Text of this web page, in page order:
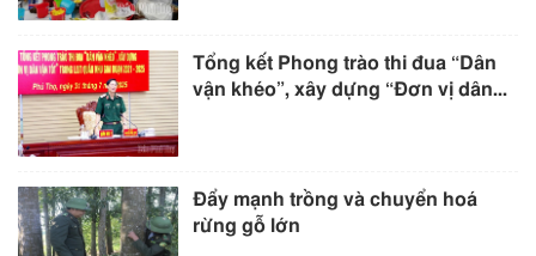
Tổng kết Phong trào thi đua “Dân
vận khéo”, xây dựng “Đơn vị dân...
Đẩy mạnh trồng và chuyển hoá
rừng gỗ lớn